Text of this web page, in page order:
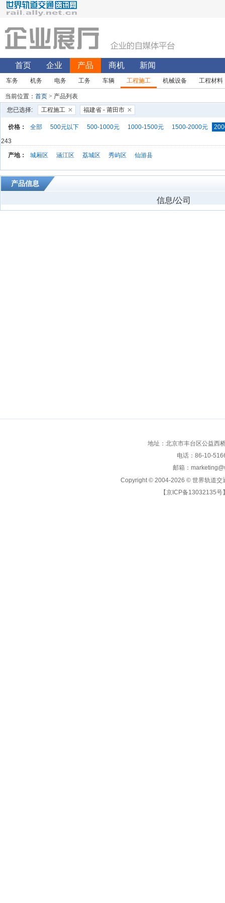
首页 企业 产品 商机 新闻
车务 机务 电务 工务 车辆 工程施工 机械设备 工程材料
当前位置： 首页 > 产品列表
您已选择:
工程施工 福建省 - 莆田市
价格： 全部 500元以下 500-1000元 1000-1500元 1500-2000元
243
产地：
城厢区 涵江区 荔城区 秀屿区 仙游县
产品信息
信息/公司
地址：北京市丰台区公益西
电话：86-10-
邮箱：
Copyright © 2004-2026 © 世界轨道交
【京ICP备13032135